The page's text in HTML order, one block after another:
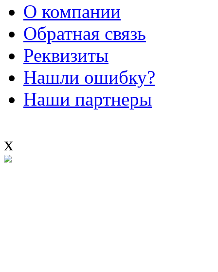
О компании
Обратная связь
Реквизиты
Нашли ошибку?
Наши партнеры
x